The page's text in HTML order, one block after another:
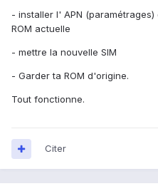
- installer l' APN
ROM actuelle
- mettre la nouvelle SIM
- Garder ta ROM d'origine.
Tout fonctionne.
Citer